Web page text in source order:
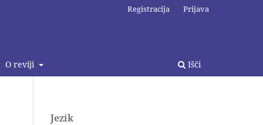
O reviji Išči
Registracija Prijava
Jezik